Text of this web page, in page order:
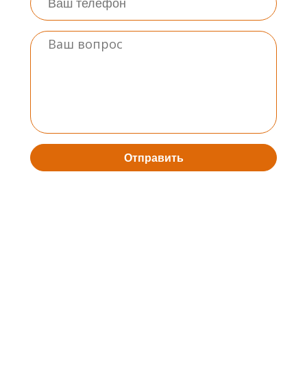
Отправить